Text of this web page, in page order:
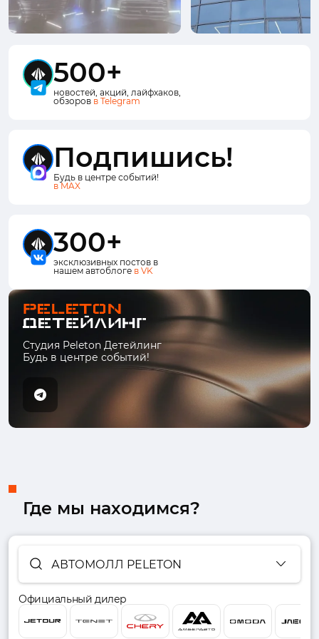
500+
новостей, акций, лайфхаков,
обзоров в Telegram
Подпишись!
Будь в центре событий!
в MAX
300+
эксклюзивных постов в
нашем автоблоге в VK
Студия Peleton Детейлинг
Будь в центре событий!
Где мы находимся?
АВТОМОЛЛ PELETON
Официальный дилер